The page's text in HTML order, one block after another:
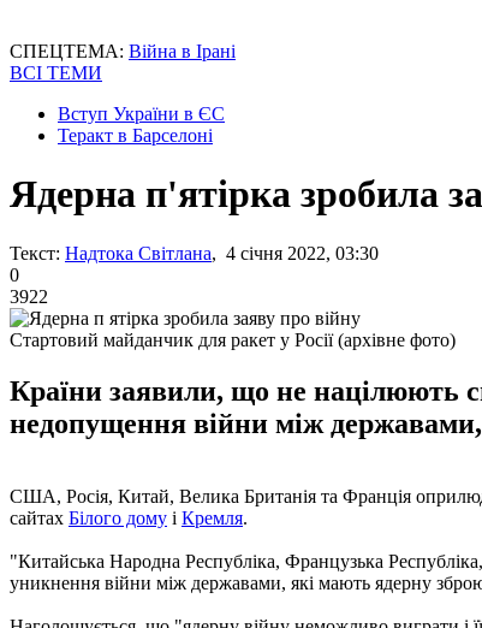
СПЕЦТЕМА: Війна в Ірані
ВСІ ТЕМИ
Вступ України в ЄС
Теракт в Барселоні
Ядерна п'ятірка зробила
Текст: Надтока Світлана, 4 січня 2022, 03:30
0
3922
Стартовий майданчик для ракет у Росії (архівне фото)
Країни заявили, що не націлюють
недопущення війни між
США, Росія, Китай, Велика Британія та Франція
сайтах Білого дому і Кремля.
"Китайська Народна Республіка, Французька
уникнення війни між державами, які мають ядерну